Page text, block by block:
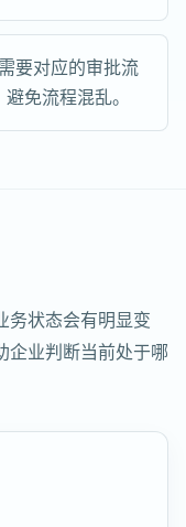
要对应的审批流
免流程混乱。
务状态会有明显变
企业判断当前处于哪